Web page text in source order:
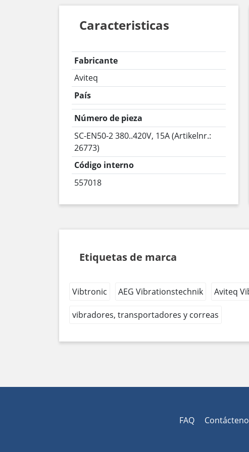
Caracteristicas
Fabricante
Aviteq
País
Número de pieza
SC-EN50-2 380..420V, 15A (Artikelnr.:
26773)
Código interno
557018
Etiquetas de marca
Vibtronic AEG Vibrationstechnik Aviteq
vibradores, transportadores y correas
FAQ